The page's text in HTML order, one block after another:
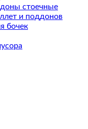
стоечные
и поддонов
бочек